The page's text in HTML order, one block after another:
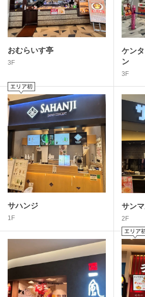
おむらいす亭
3F
ケン
ン
3F
サハンジ
1F
サン
2F